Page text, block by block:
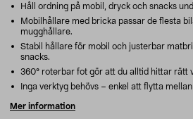
Håll ordning på mobil, dryck och snacks
Mobilhållare med bricka passar de flesta
mugghållare.
Stabil hållare för mobil och justerbar
snacks.
360° roterbar fot gör att du alltid hittar rätt
Inga verktyg behövs – enkel att flytta
Mer information